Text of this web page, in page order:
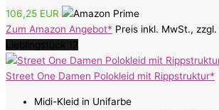
106,25 EUR
Zum Amazon Angebot* Preis inkl. MwSt.,
Street One Damen Polokleid mit Rippstruktur*
Midi-Kleid in Unifarbe